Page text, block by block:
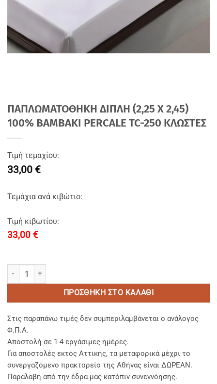
ΠΑΠΛΩΜΑΤΟΘΗΚΗ ΔΙΠΛΗ (2,25 Χ 2,45)
100% BAMBAKI PERCALE TC-250 ΚΛΩΣΤΕΣ
Τιμή τεμαχίου:
33,00 €
Τεμάχια ανά κιβώτιο:
Τιμή κιβωτίου:
33,00 €
ΠΑΠΛΩΜΑΤΟΘΗΚΗ ΔΙΠΛΗ (2,25 Χ 2,45) 100% BAMBAKI PERCALE
ΠΡΟΣΘΉΚΗ ΣΤΟ ΚΑΛΆΘΙ
Στις παραπάνω τιμές δεν συμπεριλαμβάνεται ο ανάλογος
Φ.Π.Α.
Αποστολή σε 1-4 εργάσιμες ημέρες.
Για αποστολές εκτός Αττικής, τα μεταφορικά μέχρι το
συνεργαζόμενο πρακτορείο της Αθήνας είναι ΔΩΡΕΑΝ.
Παραλαβή από την έδρα μας κατόπιν συνεννόησης.